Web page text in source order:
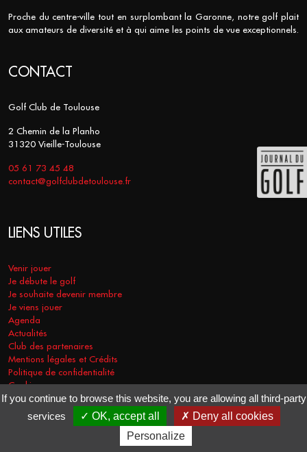
Proche du centre-ville tout en surplombant la Garonne, notre golf plait
aux amateurs de diversité et à qui aime les points de vue exceptionnels.
CONTACT
Golf Club de Toulouse
2 Chemin de la Planho
31320 Vieille-Toulouse
05 61 73 45 48
contact@golfclubdetoulouse.fr
LIENS UTILES
Venir jouer
Je débute le golf
Je souhaite devenir membre
Je viens jouer
Agenda
Actualités
Club des partenaires
Mentions légales et Crédits
Politique de confidentialité
Cookies
COPYRIGHT © 2026 - GOLF CLUB DE TOULOUSE. TOUS DROITS
RÉALISATIONVT-DESIGN
If you continue to browse this website, you are allowing all third-party
services
OK, accept all
Deny all cookies
Personalize